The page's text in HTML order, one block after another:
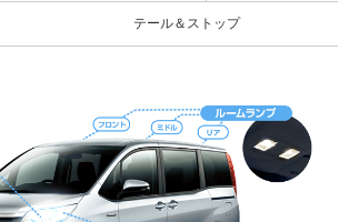
テール＆ストップ